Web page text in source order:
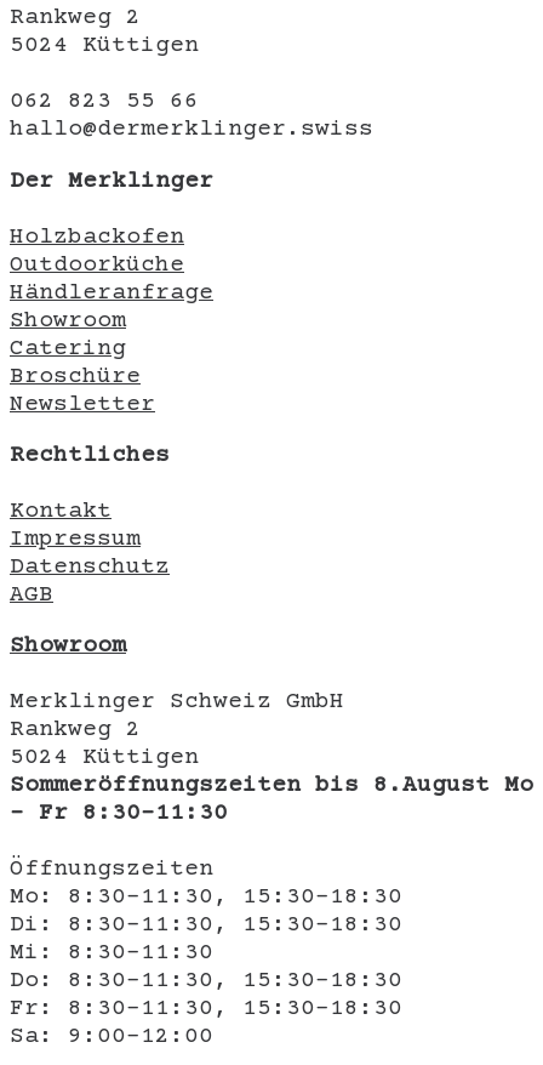
Rankweg 2
5024 Küttigen
062 823 55 66
hallo@dermerklinger.swiss
Der Merklinger
Holzbackofen
Outdoorküche
Händleranfrage
Showroom
Catering
Broschüre
Newsletter
Rechtliches
Kontakt
Impressum
Datenschutz
AGB
Showroom
Merklinger Schweiz GmbH
Rankweg 2
5024 Küttigen
Sommeröffnungszeiten bis 8.August Mo
- Fr 8:30-11:30
Öffnungszeiten
Mo: 8:30-11:30, 15:30-18:30
Di: 8:30-11:30, 15:30-18:30
Mi: 8:30-11:30
Do: 8:30-11:30, 15:30-18:30
Fr: 8:30-11:30, 15:30-18:30
Sa: 9:00-12:00